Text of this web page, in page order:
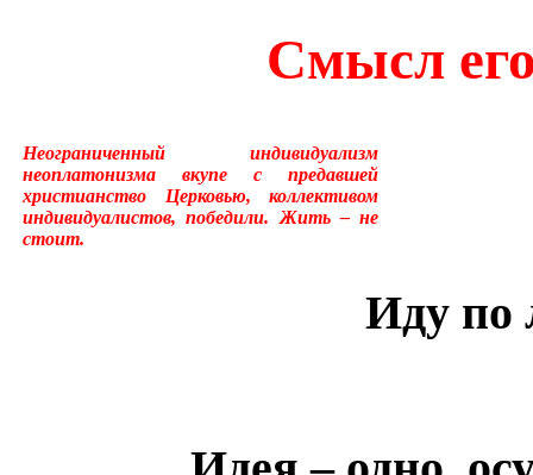
«подсознательный» в
менять в тысячах мест,
устаревшим.Ещё одна
состояние,
Смысл
Неограниченный индивидуализм
неоплатонизма вкупе с предавшей
христианство Церковью, коллективом
индивидуалистов, победили. Жить – не
стоит.
Иду по